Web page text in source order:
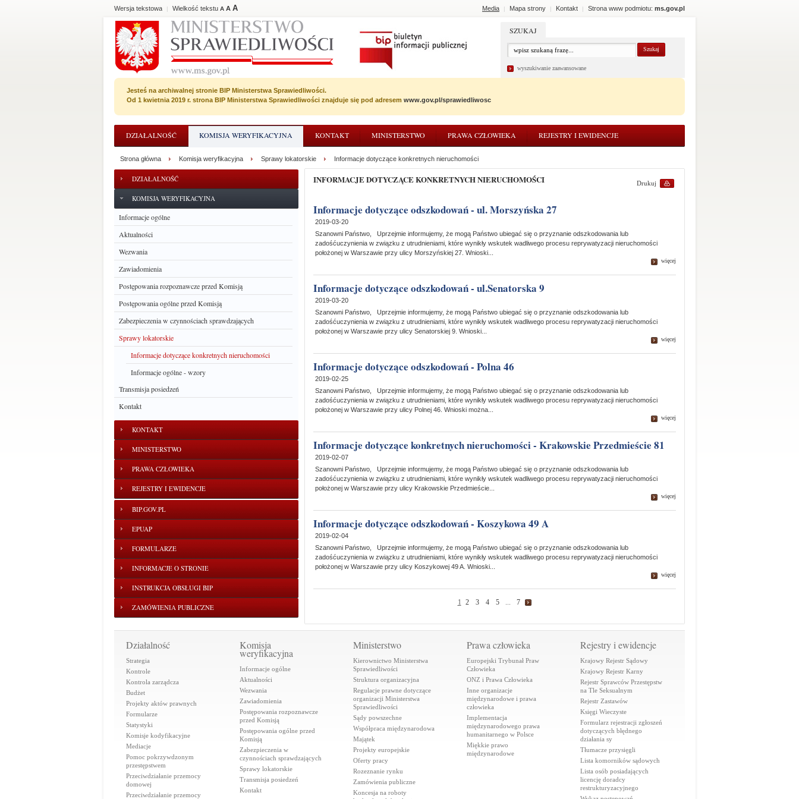
Media | Mapa strony | Kontakt | Strona www podmiotu: ms.gov.pl
Wersja tekstowa | Wielkość tekstu A A A
SZUKAJ
wyszukiwanie zaawansowane
Jesteś na archiwalnej stronie BIP Ministerstwa Sprawiedliwości.
Od 1 kwietnia 2019 r. strona BIP Ministerstwa Sprawiedliwości znajduje się pod adresem www.gov.pl/sprawiedliwosc
DZIAŁALNOŚĆ KOMISJA WERYFIKACYJNA KONTAKT MINISTERSTWO PRAWA CZŁOWIEKA REJESTRY I EWIDENCJE
DZIAŁALNOŚĆ
KOMISJA WERYFIKACYJNA
Informacje ogólne
Aktualności
Wezwania
Zawiadomienia
Postępowania rozpoznawcze przed Komisją
Postępowania ogólne przed Komisją
Zabezpieczenia w czynnościach sprawdzających
Sprawy lokatorskie
Informacje dotyczące konkretnych nieruchomości
Informacje ogólne - wzory
Transmisja posiedzeń
Kontakt
KONTAKT
MINISTERSTWO
PRAWA CZŁOWIEKA
REJESTRY I EWIDENCJE
BIP.GOV.PL
EPUAP
FORMULARZE
INFORMACJE O STRONIE
INSTRUKCJA OBSŁUGI BIP
ZAMÓWIENIA PUBLICZNE
Strona główna Komisja weryfikacyjna Sprawy lokatorskie Informacje dotyczące konkretnych nieruchomości
Drukuj
INFORMACJE DOTYCZĄCE KONKRETNYCH NIERUCHOMOŚCI
Informacje dotyczące odszkodowań - ul. Morszyńska 27
2019-03-20
Szanowni Państwo, Uprzejmie informujemy, że mogą Państwo ubiegać się o przyznanie odszkodowania lub
zadośćuczynienia w związku z utrudnieniami, które wynikły wskutek wadliwego procesu reprywatyzacji nieruchomości
położonej w Warszawie przy ulicy Morszyńskiej 27. Wnioski...
więcej
Informacje dotyczące odszkodowań - ul.Senatorska 9
2019-03-20
Szanowni Państwo, Uprzejmie informujemy, że mogą Państwo ubiegać się o przyznanie odszkodowania lub
zadośćuczynienia w związku z utrudnieniami, które wynikły wskutek wadliwego procesu reprywatyzacji nieruchomości
położonej w Warszawie przy ulicy Senatorskiej 9. Wnioski...
więcej
Informacje dotyczące odszkodowań - Polna 46
2019-02-25
Szanowni Państwo, Uprzejmie informujemy, że mogą Państwo ubiegać się o przyznanie odszkodowania lub
zadośćuczynienia w związku z utrudnieniami, które wynikły wskutek wadliwego procesu reprywatyzacji nieruchomości
położonej w Warszawie przy ulicy Polnej 46. Wnioski można...
więcej
Informacje dotyczące konkretnych nieruchomości - Krakowskie Przedmieście 81
2019-02-07
Szanowni Państwo, Uprzejmie informujemy, że mogą Państwo ubiegać się o przyznanie odszkodowania lub
zadośćuczynienia w związku z utrudnieniami, które wynikły wskutek wadliwego procesu reprywatyzacji nieruchomości
położonej w Warszawie przy ulicy Krakowskie Przedmieście...
więcej
Informacje dotyczące odszkodowań - Koszykowa 49 A
2019-02-04
Szanowni Państwo, Uprzejmie informujemy, że mogą Państwo ubiegać się o przyznanie odszkodowania lub
zadośćuczynienia w związku z utrudnieniami, które wynikły wskutek wadliwego procesu reprywatyzacji nieruchomości
położonej w Warszawie przy ulicy Koszykowej 49 A. Wnioski...
więcej
1 2 3 4 5 ... 7
Działalność
Strategia
Kontrole
Kontrola zarządcza
Budżet
Projekty aktów prawnych
Formularze
Statystyki
Komisje kodyfikacyjne
Mediacje
Pomoc pokrzywdzonym
przestępstwem
Przeciwdziałanie przemocy
domowej
Przeciwdziałanie przemocy
Komisja
weryfikacyjna
Informacje ogólne
Aktualności
Wezwania
Zawiadomienia
Postępowania rozpoznawcze
przed Komisją
Postępowania ogólne przed
Komisją
Zabezpieczenia w
czynnościach sprawdzających
Sprawy lokatorskie
Transmisja posiedzeń
Kontakt
Ministerstwo
Kierownictwo Ministerstwa
Sprawiedliwości
Struktura organizacyjna
Regulacje prawne dotyczące
organizacji Ministerstwa
Sprawiedliwości
Sądy powszechne
Współpraca międzynarodowa
Majątek
Projekty europejskie
Oferty pracy
Rozeznanie rynku
Zamówienia publiczne
Koncesja na roboty
Prawa człowieka
Europejski Trybunał Praw
Człowieka
ONZ i Prawa Człowieka
Inne organizacje
międzynarodowe i prawa
człowieka
Implementacja
międzynarodowego prawa
humanitarnego w Polsce
Miękkie prawo
międzynarodowe
Rejestry i ewidencje
Krajowy Rejestr Sądowy
Krajowy Rejestr Karny
Rejestr Sprawców Przestępstw
na Tle Seksualnym
Rejestr Zastawów
Księgi Wieczyste
Formularz rejestracji zgłoszeń
dotyczących błędnego
działania sy
Tłumacze przysięgli
Lista komorników sądowych
Lista osób posiadających
licencję doradcy
restrukturyzacyjnego